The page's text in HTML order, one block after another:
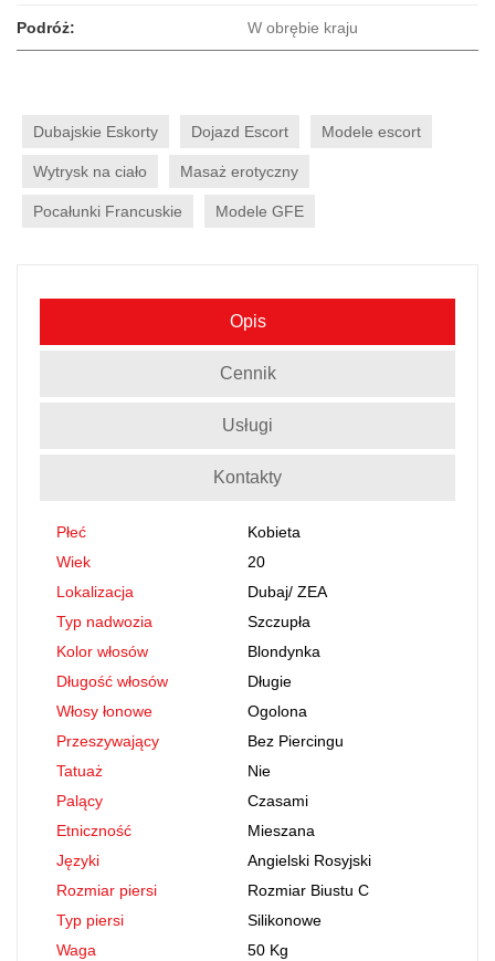
Podróż: W obrębie kraju
Dubajskie Eskorty Dojazd Escort Modele escort
Wytrysk na ciało Masaż erotyczny
Pocałunki Francuskie Modele GFE
Opis
Cennik
Usługi
Kontakty
Płeć
Kobieta
Wiek
20
Lokalizacja
Dubaj/ ZEA
Typ nadwozia
Szczupła
Kolor włosów
Blondynka
Długość włosów
Długie
Włosy łonowe
Ogolona
Przeszywający
Bez Piercingu
Tatuaż
Nie
Palący
Czasami
Etniczność
Mieszana
Języki
Angielski Rosyjski
Rozmiar piersi
Rozmiar Biustu C
Typ piersi
Silikonowe
Waga
50 Kg